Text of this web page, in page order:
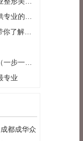
专业
都成华众